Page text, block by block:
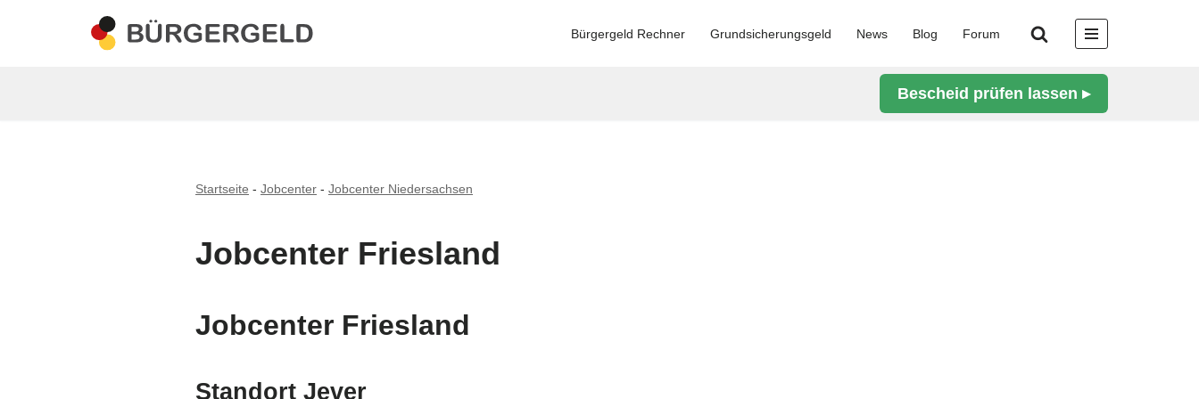
Bürgergeld Rechner Grundsicherungsgeld News Blog Forum
Bescheid prüfen lassen ▸
Startseite - Jobcenter - Jobcenter Niedersachsen
Jobcenter Friesland
Jobcenter Friesland
Standort Jever